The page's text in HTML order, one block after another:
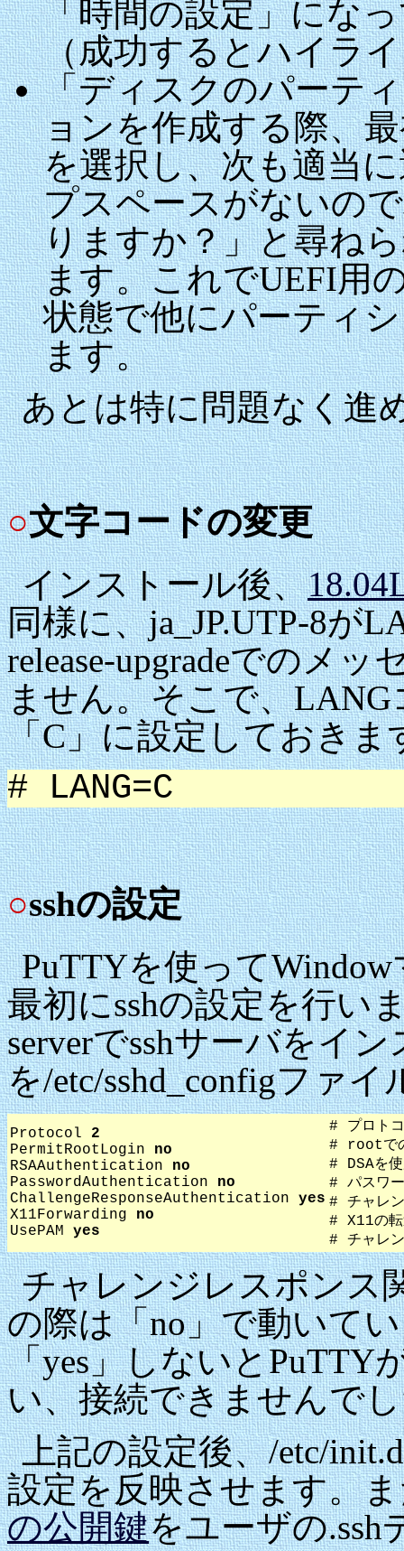
「時間の設定」にな
（成功するとハイラ
「ディスクのパーテ
ョンを作成する際、
を選択し、次も適当
プスペースがないの
りますか？」と尋ね
ます。これでUEFI用
状態で他にパーティ
ます。
あとは特に問題なく進
○文字コードの変更
インストール後、
同様に、ja_JP.UTP-8が
release-upgradeでのメ
ません。そこで、
「C」に設定しておきま
# LANG=C
○sshの設定
PuTTYを使って
最初にsshの設定を行い
serverでsshサーバをイ
を/etc/sshd_configファ
Protocol 2
PermitRootLogin no
RSAAuthentication no
PasswordAuthentication no
ChallengeResponseAuthentication yes
X11Forwarding no
UsePAM yes
# プロト
# rootで
# DSAを
# パスワ
# チャレ
# X11の転
# チャレ
チャレンジレスポンス
の際は「no」で動いて
「yes」しないとPuTTY
い、接続できませんで
上記の設定後、/etc/
設定を反映させます。
の公開鍵をユーザの.ssh